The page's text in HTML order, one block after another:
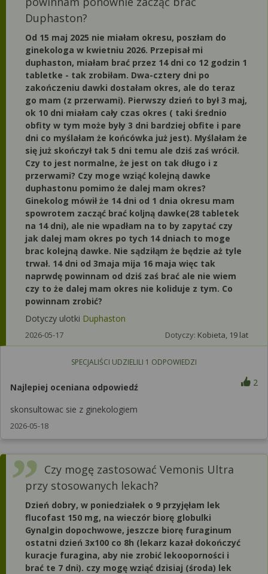
Duphaston?
Od 15 maj 2025 nie miałam okresu, poszłam do
ginekologa w kwietniu 2026. Przepisał mi
duphaston, miałam brać przez 14 dni co 12 godzin 1
tabletke - tak zrobiłam. Dwa-cztery dni po
zakończeniu dawki dostałam okres, ale do teraz
go mam (z przerwami). Pierwszy dzień to był 3 maj,
ok 10 dni miałam cały czas okres ( taki średnio
obfity w tym może były 3 dni bardziej obfite i pare
dni co myślałam że końcówka już jest). Myślałam że
się już skończył tak 5 dni temu ale dziś zaś wrócił.
Czy to jest normalne, że jest on tak długo i z
przerwami? Czy moge wziąć kolejną dawke
duphastonu pomimo że dalej mam okres?
Ginekolog mówił że 14 dni od 1 dnia okresu mam
spowrotem zacząć brać koljną dawke(28 tabletek
na 14 dni), ale nie wpadłam na to by zapytać czy
jak dalej mam okres po tych 14 dniach to moge
brac kolejną dawke. Nie sądziłąm że będzie aż tyle
trwał. 14 dni od 3maja mija 16 maja więc tak
naprwdę powinnam od dziś zaś brać ale nie wiem
czy to że dalej mam okres nie koliduje z tym. Co
powinnam zrobić?
Dotyczy ulotki Duphaston
2026-05-17 Dotyczy: Kobieta, 19 lat
SPECJALIŚCI UDZIELILI 1 ODPOWIEDZI
Najlepiej oceniana odpowiedź 2
skonsultowac sie z ginekologiem
2026-05-18
Czy mogę zastosować Vemonis Ultra
przy stosowanych lekach?
Dzień dobry, w poniedziałek o 9 przyjęłam lek
flucofast 150 mg, na wieczór biorę globulki
Gynalgin dopochwowe, jeszcze biorę furaginum
ostatni dzień 3x100 co 8h (lekarz kazał dokończyć
kuracje furagina, aby nie zrobić lekooporności i
brać te 7 dni). czy mogę wziąć dzisiaj (środa) lek